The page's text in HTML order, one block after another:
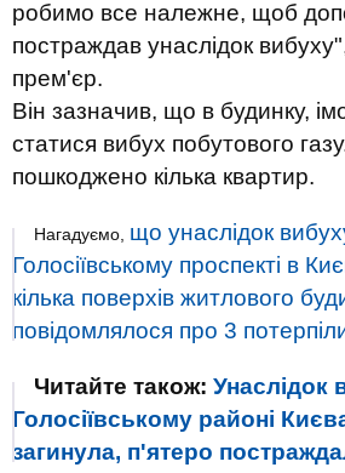
робимо все належне, щоб
постраждав унаслідок вибуху
прем'єр.
Він зазначив, що в будинку,
статися вибух побутового
пошкоджено кілька квартир.
Нагадуємо, що унаслідок
Голосіївському проспекті в
кілька поверхів житлового
повідомлялося про 3
Читайте також: Унаслідок
Голосіївському районі
загинула, п'ятеро